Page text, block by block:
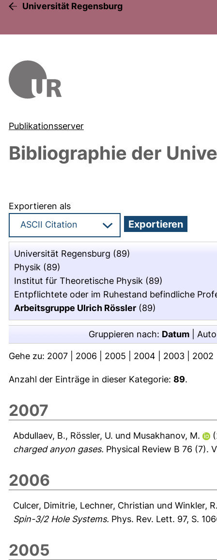
Universität Regensburg
Publikationsserver
Bibliographie der
Exportieren als
Universität Regensburg (89)
Physik (89)
Institut für Theoretische Physik (89)
Entpflichtete oder im Ruhestand befindliche
Arbeitsgruppe Ulrich Rössler (89)
Gruppieren nach: Datum
Gehe zu: 2007 2006 2005 2004 2003 2002
Anzahl der Einträge in dieser Kategorie: 89.
2007
Abdullaev, B., Rössler, U. und Musakhanov, M.
charged anyon gases. Physical Review B 76 (7).
2006
Culcer, Dimitrie, Lechner, Christian und Winkler,
Spin-3/2 Hole Systems. Phys. Rev. Lett. 97, S.
2005